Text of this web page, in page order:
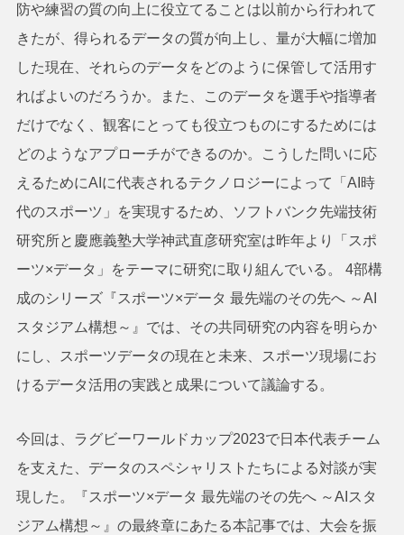
防や練習の質の向上に役立てることは以前から行われて
きたが、得られるデータの質が向上し、量が大幅に増加
した現在、それらのデータをどのように保管して活用す
ればよいのだろうか。また、このデータを選手や指導者
だけでなく、観客にとっても役立つものにするためには
どのようなアプローチができるのか。こうした問いに応
えるためにAIに代表されるテクノロジーによって「AI時
代のスポーツ」を実現するため、ソフトバンク先端技術
研究所と慶應義塾大学神武直彦研究室は昨年より「スポ
ーツ×データ」をテーマに研究に取り組んでいる。 4部構
成のシリーズ『スポーツ×データ 最先端のその先へ ～AI
スタジアム構想～』では、その共同研究の内容を明らか
にし、スポーツデータの現在と未来、スポーツ現場にお
けるデータ活用の実践と成果について議論する。
今回は、ラグビーワールドカップ2023で日本代表チーム
を支えた、データのスペシャリストたちによる対談が実
現した。『スポーツ×データ 最先端のその先へ ～AIスタ
ジアム構想～』の最終章にあたる本記事では、大会を振